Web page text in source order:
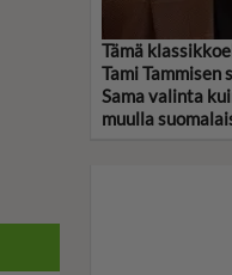
Tämä
Tami Tammisen
Sama valinta
muulla